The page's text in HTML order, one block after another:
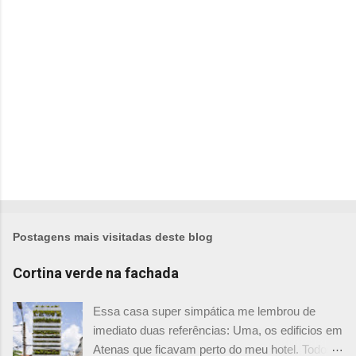
Postagens mais visitadas deste blog
Cortina verde na fachada
Essa casa super simpática me lembrou de
imediato duas referências: Uma, os edificios em
Atenas que ficavam perto do meu hotel. Todos